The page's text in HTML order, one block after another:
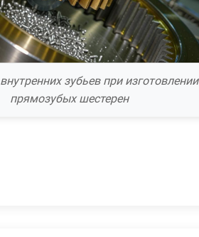
зубьев при изготовлении
прямозубых шестерен